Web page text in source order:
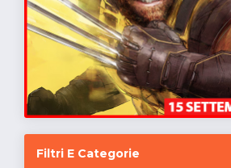
Filtri E Categorie